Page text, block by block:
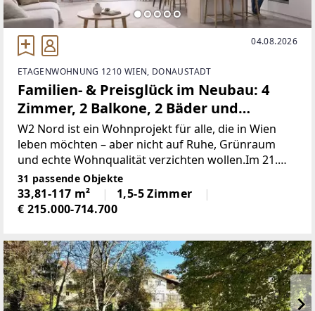
04.08.2026
ETAGENWOHNUNG 1210 WIEN, DONAUSTADT
Familien- & Preisglück im Neubau: 4
Zimmer, 2 Balkone, 2 Bäder und
absolute Ruhelage
W2 Nord ist ein Wohnprojekt für alle, die in Wien
leben möchten – aber nicht auf Ruhe, Grünraum
und echte Wohnqualität verzichten wollen.Im 21.
Bezirk entstehen moderne Eigentumswohnungen
mit durchdachten Grundrissen, hellen Räumen und
privaten
31 passende Objekte
33,81-117 m²
1,5-5 Zimmer
€ 215.000-714.700